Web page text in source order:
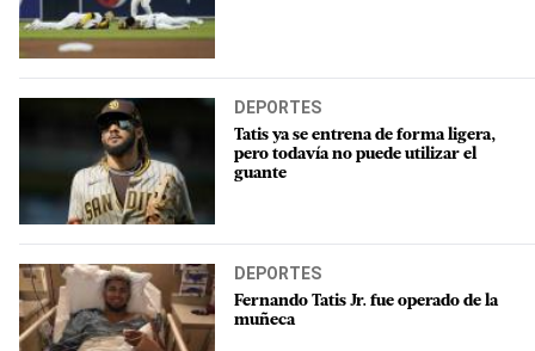
DEPORTES
Tatis ya se entrena de forma ligera,
pero todavía no puede utilizar el
guante
DEPORTES
Fernando Tatis Jr. fue operado de la
muñeca